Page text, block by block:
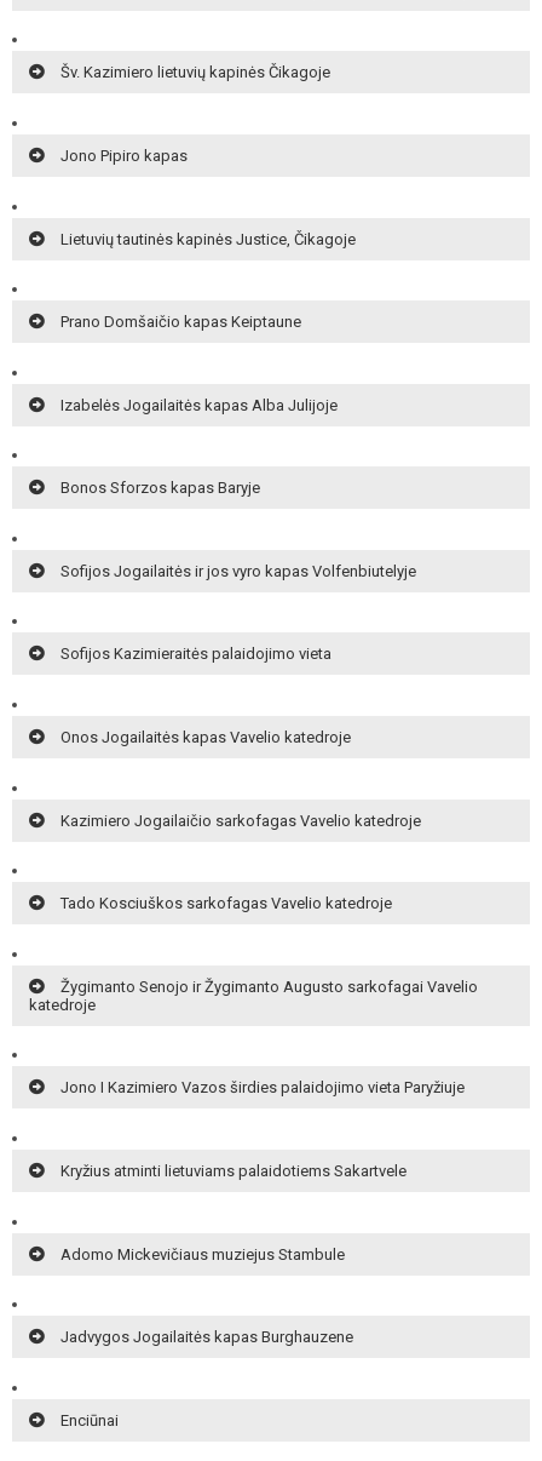
Šv. Kazimiero lietuvių kapinės Čikagoje
Jono Pipiro kapas
Lietuvių tautinės kapinės Justice, Čikagoje
Prano Domšaičio kapas Keiptaune
Izabelės Jogailaitės kapas Alba Julijoje
Bonos Sforzos kapas Baryje
Sofijos Jogailaitės ir jos vyro kapas Volfenbiutelyje
Sofijos Kazimieraitės palaidojimo vieta
Onos Jogailaitės kapas Vavelio katedroje
Kazimiero Jogailaičio sarkofagas Vavelio katedroje
Tado Kosciuškos sarkofagas Vavelio katedroje
Žygimanto Senojo ir Žygimanto Augusto sarkofagai Vavelio
katedroje
Jono I Kazimiero Vazos širdies palaidojimo vieta Paryžiuje
Kryžius atminti lietuviams palaidotiems Sakartvele
Adomo Mickevičiaus muziejus Stambule
Jadvygos Jogailaitės kapas Burghauzene
Enciūnai